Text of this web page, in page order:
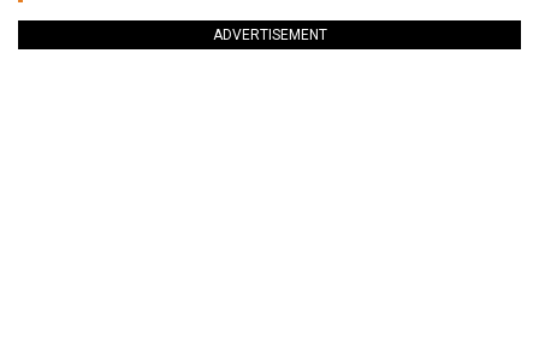
ADVERTISEMENT